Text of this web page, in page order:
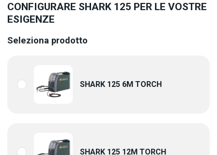
CONFIGURARE SHARK 125 PER LE VOSTRE
ESIGENZE
Seleziona prodotto
SHARK 125 6M TORCH
SHARK 125 12M TORCH